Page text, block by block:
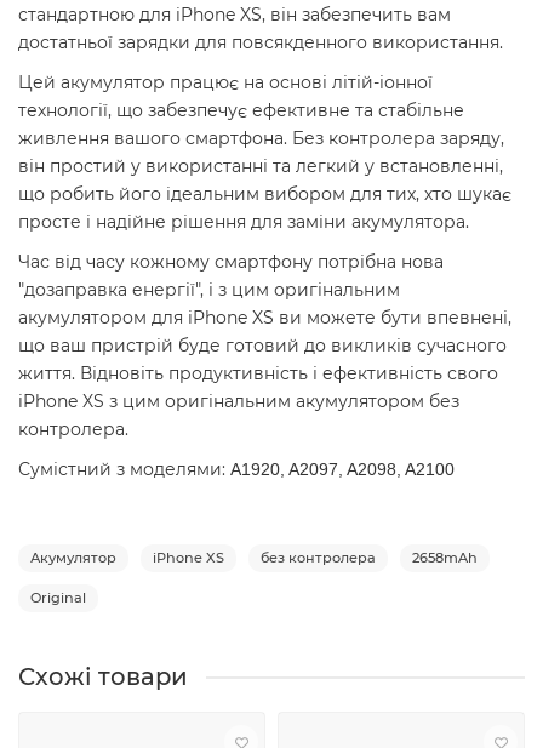
стандартною для iPhone XS, він забезпечить вам
достатньої зарядки для повсякденного використання.
Цей акумулятор працює на основі літій-іонної
технології, що забезпечує ефективне та стабільне
живлення вашого смартфона. Без контролера заряду,
він простий у використанні та легкий у встановленні,
що робить його ідеальним вибором для тих, хто шукає
просте і надійне рішення для заміни акумулятора.
Час від часу кожному смартфону потрібна нова
"дозаправка енергії", і з цим оригінальним
акумулятором для iPhone XS ви можете бути впевнені,
що ваш пристрій буде готовий до викликів сучасного
життя. Відновіть продуктивність і ефективність свого
iPhone XS з цим оригінальним акумулятором без
контролера.
Сумістний з моделями: A1920, A2097, A2098, A2100
Акумулятор iPhone XS без контролера 2658mAh
Original
Схожі товари